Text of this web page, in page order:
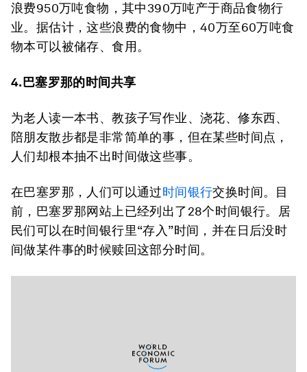
浪费950万吨食物，其中390万吨产于商品食物行
业。据估计，这些浪费的食物中，40万至60万吨食
物本可以被储存、食用。
4.巴塞罗那的时间共享
为老人读一本书、教孩子写作业、浇花、修东西、
陪朋友散步都是非常简单的事，但在某些时间点，
人们却根本抽不出时间做这些事。
在巴塞罗那，人们可以通过时间银行交换时间。目
前，巴塞罗那网站上已经列出了28个时间银行。居
民们可以在时间银行里“存入”时间，并在日后没时
间做某件事的时候赎回这部分时间。